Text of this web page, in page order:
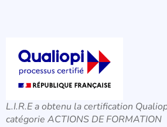
L.I.R.E a obtenu la certification
catégorie ACTIONS DE FORMATION